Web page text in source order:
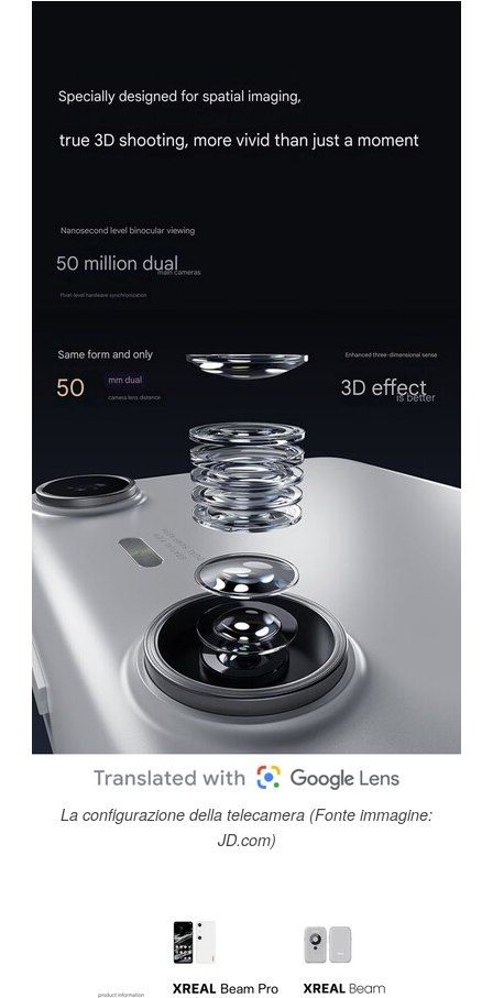
La configurazione della telecamera (Fonte immagine:
JD.com)